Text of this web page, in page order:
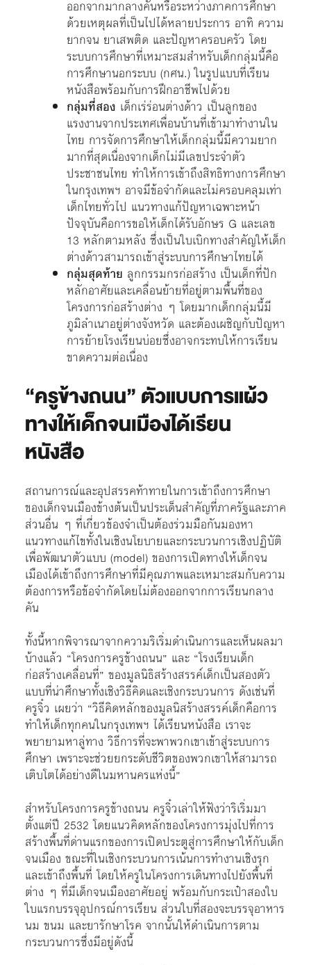
ออกจากมากลางคันหรือระหว่างภาคการศึกษา
ด้วยเหตุผลที่เป็นไปได้หลายประการ อาทิ ความ
ยากจน ยาเสพติด และปัญหาครอบครัว โดย
ระบบการศึกษาที่เหมาะสมสำหรับเด็กกลุ่มนี้คือ
การศึกษานอกระบบ (กศน.) ในรูปแบบที่เรียน
หนังสือพร้อมกับการฝึกอาชีพไปด้วย
กลุ่มที่สอง เด็กเร่ร่อนต่างด้าว เป็นลูกของ
แรงงานจากประเทศเพื่อนบ้านที่เข้ามาทำงานใน
ไทย การจัดการศึกษาให้เด็กกลุ่มนี้มีความยาก
มากที่สุดเนื่องจากเด็กไม่มีเลขประจำตัว
ประชาชนไทย ทำให้การเข้าถึงสิทธิทางการศึกษา
ในกรุงเทพฯ อาจมีข้อจำกัดและไม่ครอบคลุมเท่า
เด็กไทยทั่วไป แนวทางแก้ปัญหาเฉพาะหน้า
ปัจจุบันคือการขอให้เด็กได้รับอักษร G และเลข
13 หลักตามหลัง ซึ่งเป็นใบเบิกทางสำคัญให้เด็ก
ต่างด้าวสามารถเข้าสู่ระบบการศึกษาไทยได้
กลุ่มสุดท้าย ลูกกรรมกรก่อสร้าง เป็นเด็กที่ปัก
หลักอาศัยและเคลื่อนย้ายที่อยู่ตามพื้นที่ของ
โครงการก่อสร้างต่าง ๆ โดยมากเด็กกลุ่มนี้มี
ภูมิลำเนาอยู่ต่างจังหวัด และต้องเผชิญกับปัญหา
การย้ายโรงเรียนบ่อยซึ่งอาจกระทบให้การเรียน
ขาดความต่อเนื่อง
“ครูข้างถนน” ตัวแบบการแผ้ว
ทางให้เด็กจนเมืองได้เรียน
หนังสือ
สถานการณ์และอุปสรรคท้าทายในการเข้าถึงการศึกษา
ของเด็กจนเมืองข้างต้นเป็นประเด็นสำคัญที่ภาครัฐและภาค
ส่วนอื่น ๆ ที่เกี่ยวข้องจำเป็นต้องร่วมมือกันมองหา
แนวทางแก้ไขทั้งในเชิงนโยบายและกระบวนการเชิงปฏิบัติ
เพื่อพัฒนาตัวแบบ (model) ของการเปิดทางให้เด็กจน
เมืองได้เข้าถึงการศึกษาที่มีคุณภาพและเหมาะสมกับความ
ต้องการหรือข้อจำกัดโดยไม่ต้องออกจากการเรียนกลาง
คัน
ทั้งนี้หากพิจารณาจากความริเริ่มดำเนินการและเห็นผลมา
บ้างแล้ว “โครงการครูข้างถนน” และ “โรงเรียนเด็ก
ก่อสร้างเคลื่อนที่” ของมูลนิธิสร้างสรรค์เด็กเป็นสองตัว
แบบที่น่าศึกษาทั้งเชิงวิธีคิดและเชิงกระบวนการ ดังเช่นที่
ครูจิ๋ว เผยว่า “วิธีคิดหลักของมูลนิสร้างสรรค์เด็กคือการ
ทำให้เด็กทุกคนในกรุงเทพฯ ได้เรียนหนังสือ เราจะ
พยายามหาลู่ทาง วิธีการที่จะพาพวกเขาเข้าสู่ระบบการ
ศึกษา เพราะจะช่วยยกระดับชีวิตของพวกเขาให้สามารถ
เติบโตได้อย่างดีในมหานครแห่งนี้”
สำหรับโครงการครูข้างถนน ครูจิ๋วเล่าให้ฟังว่าริเริ่มมา
ตั้งแต่ปี 2532 โดยแนวคิดหลักของโครงการมุ่งไปที่การ
สร้างพื้นที่ด่านแรกของการเปิดประตูสู่การศึกษาให้กับเด็ก
จนเมือง ขณะที่ในเชิงกระบวนการเน้นการทำงานเชิงรุก
และเข้าถึงพื้นที่ โดยให้ครูในโครงการเดินทางไปยังพื้นที่
ต่าง ๆ ที่มีเด็กจนเมืองอาศัยอยู่ พร้อมกับกระเป๋าสองใบ
ใบแรกบรรจุอุปกรณ์การเรียน ส่วนใบที่สองจะบรรจุอาหาร
นม ขนม และยารักษาโรค จากนั้นให้ดำเนินการตาม
กระบวนการซึ่งมีอยู่ดังนี้